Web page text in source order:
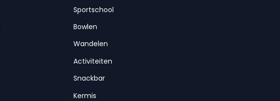
Sportschool
Bowlen
Wandelen
Activiteiten
Snackbar
Kermis